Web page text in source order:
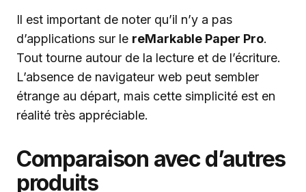
Il est important de noter qu’il n’y a pas
d’applications sur le reMarkable Paper Pro.
Tout tourne autour de la lecture et de l’écriture.
L’absence de navigateur web peut sembler
étrange au départ, mais cette simplicité est en
réalité très appréciable.
Comparaison avec d’autres
produits